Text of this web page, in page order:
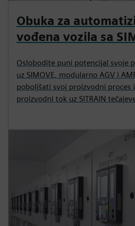
Obuka za
vođena vozila sa
Oslobodite puni potencijal svoje
uz SIMOVE, modularno AGV i
poboljšati svoj proizvodni proces
proizvodni tok uz SITRAIN